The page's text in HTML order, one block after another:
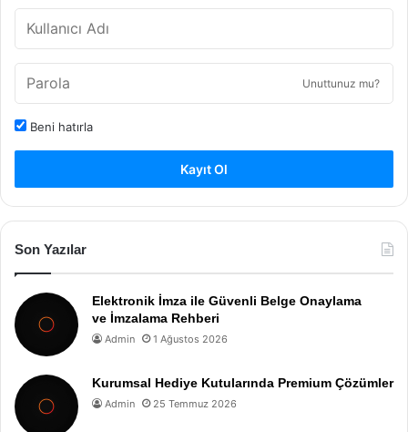
Unuttunuz mu?
Beni hatırla
Kayıt Ol
Son Yazılar
Elektronik İmza ile Güvenli Belge Onaylama
ve İmzalama Rehberi
Admin 1 Ağustos 2026
Kurumsal Hediye Kutularında Premium Çözümler
Admin 25 Temmuz 2026